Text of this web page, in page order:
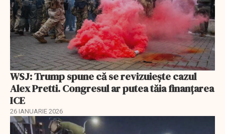
WSJ: Trump spune că se revizuiește cazul
Alex Pretti. Congresul ar putea tăia finanțarea
ICE
26 IANUARIE 2026